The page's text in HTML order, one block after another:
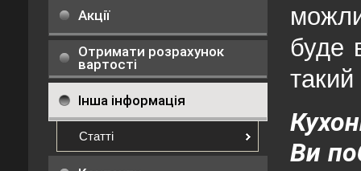
Акції
Отримати розрахунок
вартості
Інша інформація
Статті
буде
Ви